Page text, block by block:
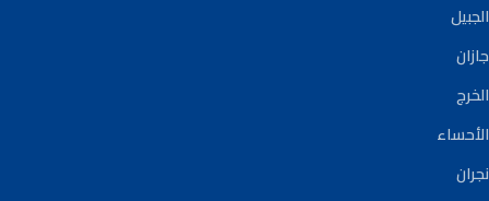
الجبيل
جازان
الخرج
الأحساء
نجران